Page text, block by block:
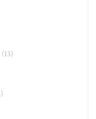
(13)